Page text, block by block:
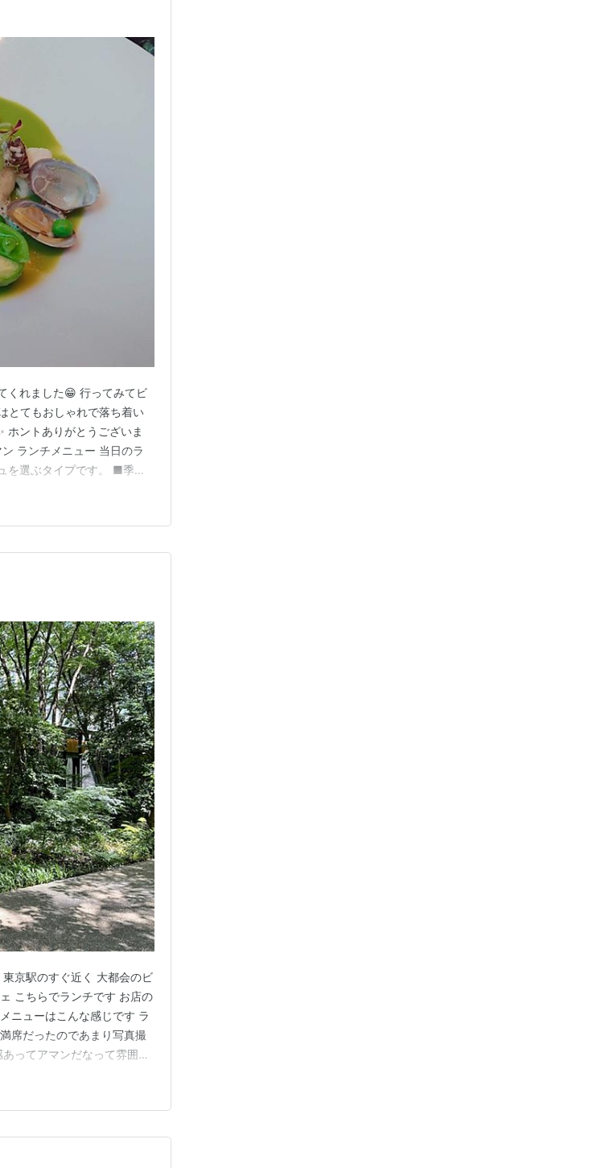
くれました😁 行ってみてビ
とてもおしゃれで落ち着い
ホントありがとうございま
ランチメニュー 当日のラ
を選ぶタイプです。 ■季節
ーノのコポー または■海老
京駅のすぐ近く 大都会のビ
こちらでランチです お店の
ニューはこんな感じです ラ
席だったのであまり写真撮
ってアマンだなって雰囲気
人連れがほとんどで あとは